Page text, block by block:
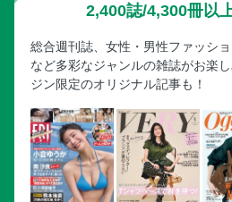
2,400誌/4,300冊以
総合週刊誌、女性・男性ファッシ
など多彩なジャンルの雑誌がお楽
ジン限定のオリジナル記事も！